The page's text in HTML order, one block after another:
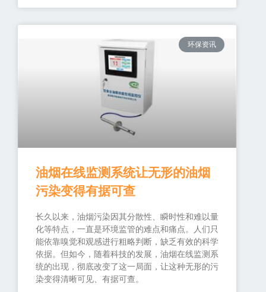
环保资讯
油烟在线监测系统让无形的油烟
污染变得有据可查
长久以来，油烟污染因其分散性、瞬时性和难以量
化等特点，一直是环境监管的难点和痛点。人们只
能依靠嗅觉和观感进行粗略判断，缺乏有效的科学
依据。但如今，随着科技的发展，油烟在线监测系
统的出现，彻底改变了这一局面，让这种无形的污
染变得清晰可见、有据可查。